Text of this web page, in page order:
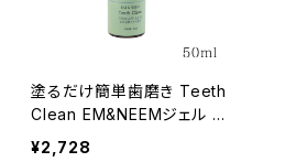
塗るだけ簡単歯磨き Teeth
Clean EM&NEEMジェル 5
0ml
¥2,728